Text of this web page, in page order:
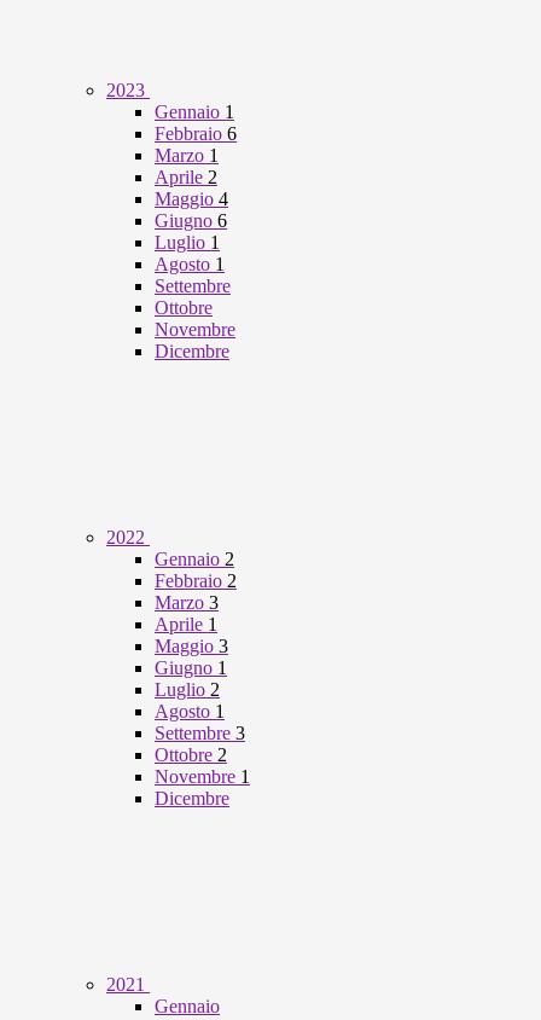
2023
Gennaio 1
Febbraio 6
Marzo 1
Aprile 2
Maggio 4
Giugno 6
Luglio 1
Agosto 1
Settembre
Ottobre
Novembre
Dicembre
2022
Gennaio 2
Febbraio 2
Marzo 3
Aprile 1
Maggio 3
Giugno 1
Luglio 2
Agosto 1
Settembre 3
Ottobre 2
Novembre 1
Dicembre
2021
Gennaio